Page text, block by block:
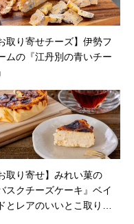
取り寄せチーズ】伊勢フ
ムの『江丹別の青いチー
取り寄せ】みれい菓の
スクチーズケーキ』ベイ
とレアのいいとこ取りス